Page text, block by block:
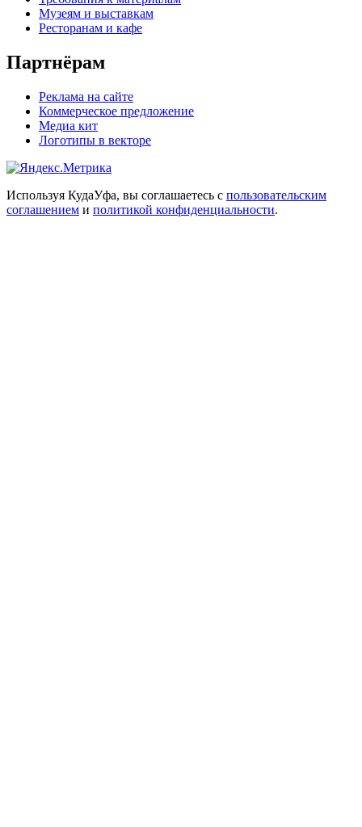
Музеям и выставкам
Ресторанам и кафе
Партнёрам
Реклама на сайте
Коммерческое предложение
Медиа кит
Логотипы в векторе
Используя КудаУфа, вы соглашаетесь с пользовательским
соглашением и политикой конфиденциальности.